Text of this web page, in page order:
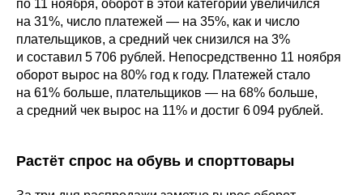
по 11 ноября, оборот в этой категории увеличился
на 31%, число платежей — на 35%, как и число
плательщиков, а средний чек снизился на 3%
и составил 5 706 рублей. Непосредственно 11 ноября
оборот вырос на 80% год к году. Платежей стало
на 61% больше, плательщиков — на 68% больше,
а средний чек вырос на 11% и достиг 6 094 рублей.
Растёт спрос на обувь и спорттовары